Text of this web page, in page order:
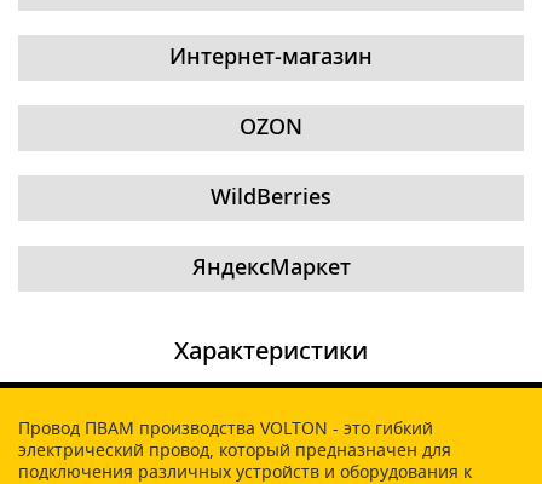
Интернет-магазин
OZON
WildBerries
ЯндексМаркет
Характеристики
Провод ПВАМ производства VOLTON - это гибкий
электрический провод, который предназначен для
подключения различных устройств и оборудования к